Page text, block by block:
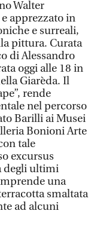
Walter
apprezzato in
e surreali,
pittura. Curata
di Alessandro
oggi alle 18 in
Giarèda. Il
rende
nel percorso
Barilli ai Musei
Bonioni Arte
tale
excursus
degli ultimi
una
smaltata
ad alcuni